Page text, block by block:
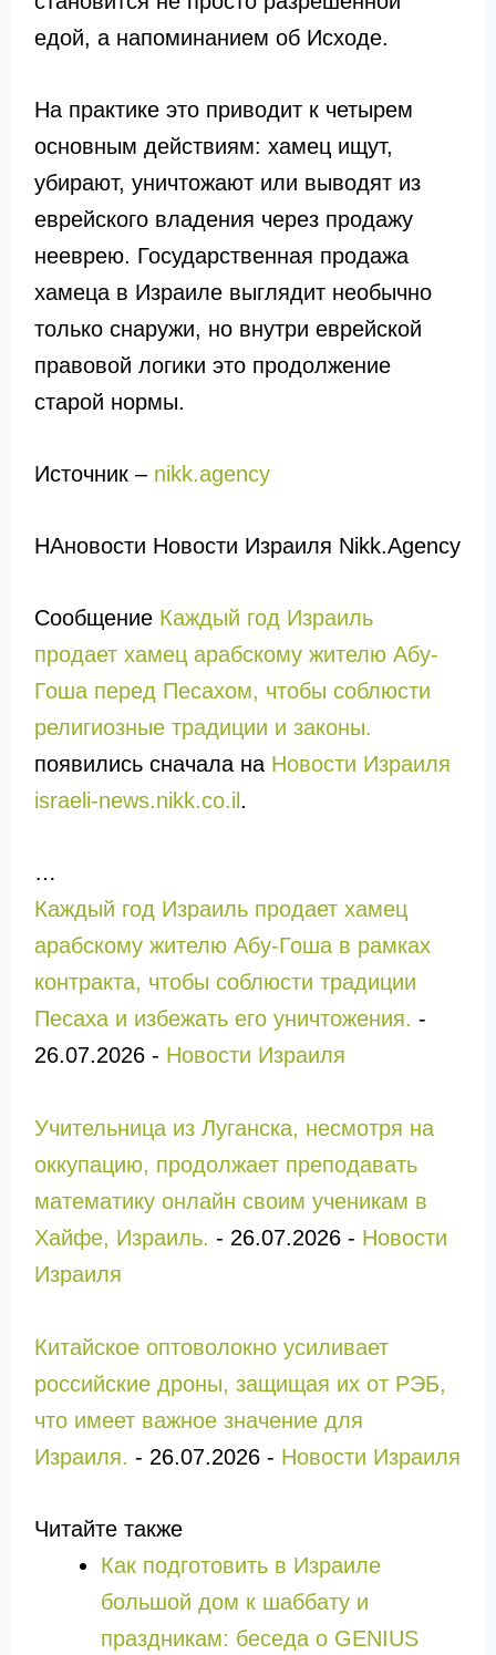
едой, а напоминанием об Исходе.
На практике это приводит к четырем
основным действиям: хамец ищут,
убирают, уничтожают или выводят из
еврейского владения через продажу
нееврею. Государственная продажа
хамеца в Израиле выглядит необычно
только снаружи, но внутри еврейской
правовой логики это продолжение
старой нормы.
Источник – nikk.agency
НАновости Новости Израиля Nikk.Agency
Сообщение Каждый год Израиль
продает хамец арабскому жителю Абу-
Гоша перед Песахом, чтобы соблюсти
религиозные традиции и законы.
появились сначала на Новости Израиля
israeli-news.nikk.co.il .
…
Каждый год Израиль продает хамец
арабскому жителю Абу-Гоша в рамках
контракта, чтобы соблюсти традиции
Песаха и избежать его уничтожения. -
26.07.2026- Новости Израиля
Учительница из Луганска, несмотря на
оккупацию, продолжает преподавать
математику онлайн своим ученикам в
Хайфе, Израиль. - 26.07.2026- Новости
Израиля
Китайское оптоволокно усиливает
российские дроны, защищая их от РЭБ,
что имеет важное значение для
Израиля. - 26.07.2026- Новости Израиля
Читайте также
Как подготовить в Израиле
большой дом к шаббату и
праздникам: беседа о GENIUS